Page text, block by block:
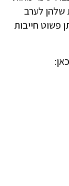
שלהן לערב
פשוט חייבות